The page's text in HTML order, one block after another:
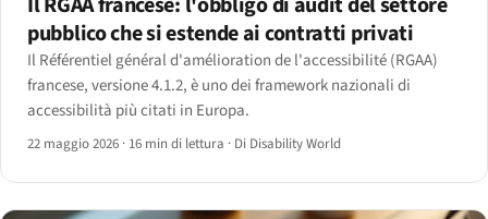
pubblico che si estende ai contratti privati
Il Référentiel général d'amélioration de l'accessibilité (RGAA)
francese, versione 4.1.2, è uno dei framework nazionali di
accessibilità più citati in Europa.
22 maggio 2026 · 16 min di lettura · Di Disability World